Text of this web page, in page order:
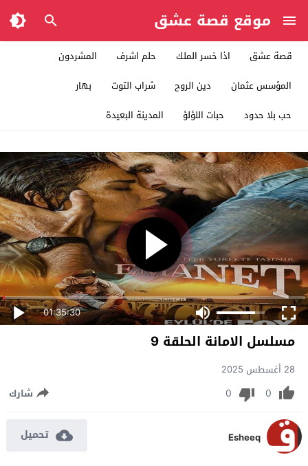
موقع قصة عشق
قصة عشق اذا خسر الملك حلم اشرف
المشردون
المؤسس عثمان
دين الروح شراب التوت
بهار
حب بلا حدود
حبات اللؤلؤ المدينة البعيدة
01:35:30
مسلسل الامانة الحلقة 9
28 أغسطس 2025
0
0 شارك
Esheeq تحميل